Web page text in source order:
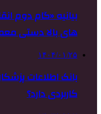
بیانیه «گام دوم
های بالا دستی
۱۴۰۴/۰۱/۲۵
بانک اطلاعات
کاربردی دارد؟